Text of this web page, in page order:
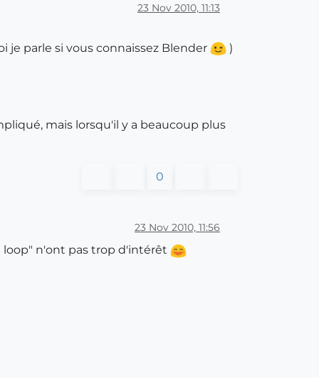
23 Nov 2010, 11:13
je parle si vous connaissez Blender )
mais lorsqu'il y a beaucoup plus
0
23 Nov 2010, 11:56
loop" n'ont pas trop d'intérêt